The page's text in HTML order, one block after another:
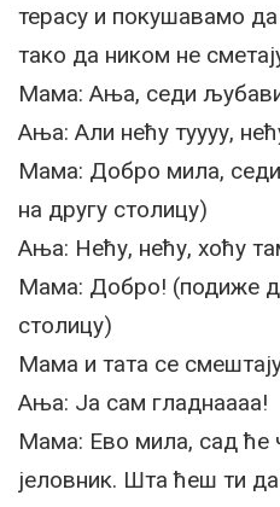
терасу и покушавамо
тако да ником не
Мама: Ања, седи
Ања: Али нећу туууу,
Мама: Добро мила,
на другу столицу)
Ања: Нећу, нећу, хоћу
Мама: Добро! (подиже
столицу)
Мама и тата се
Ања: Ја сам гладнаааа!
Мама: Ево мила, сад ће
јеловник. Шта ћеш ти